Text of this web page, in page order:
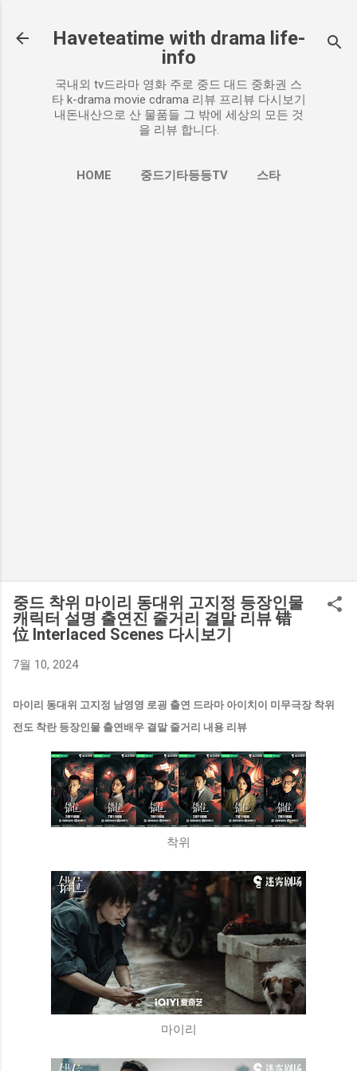
Haveteatime with drama life-
info
국내외 tv드라마 영화 주로 중드 대드 중화권 스
타 k-drama movie cdrama 리뷰 프리뷰 다시보기
내돈내산으로 산 물품들 그 밖에 세상의 모든 것
을 리뷰 합니다.
HOME 중드기타등등TV 스타
중드 착위 마이리 동대위 고지정 등장인물
캐릭터 설명 출연진 줄거리 결말 리뷰 错
位 Interlaced Scenes 다시보기
7월 10, 2024
마이리 동대위 고지정 남영영 로굉 출연 드라마 아이치이 미무극장 착위
전도 착란 등장인물 출연배우 결말 줄거리 내용 리뷰
착위
마이리